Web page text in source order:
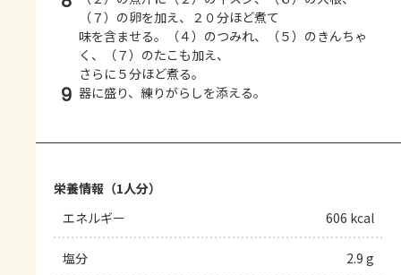
（７）の卵を加え、２０分ほど煮て
味を含ませる。（４）のつみれ、（５）のきんちゃ
く、（７）のたこも加え、
さらに５分ほど煮る。
9 器に盛り、練りがらしを添える。
栄養情報（1人分）
エネルギー
606 kcal
塩分 2.9 g